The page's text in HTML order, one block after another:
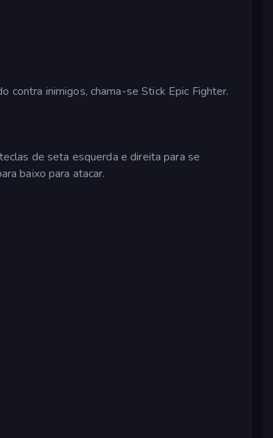
contra inimigos, chama-se Stick Epic Fighter.
de seta esquerda e direita para se
baixo para atacar.